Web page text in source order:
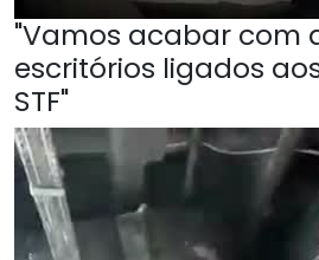
"Vamos acabar com
escritórios ligados
STF"